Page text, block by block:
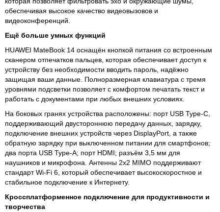
обеспечивая высокое качество видеовызовов и
видеоконференций.
Ещё больше умных функций
HUAWEI MateBook 14 оснащён кнопкой питания со встроенным
сканером отпечатков пальцев, которая обеспечивает доступ к
устройству без необходимости вводить пароль, надёжно
защищая ваши данные. Полноразмерная клавиатура с тремя
уровнями подсветки позволяет с комфортом печатать текст и
работать с документами при любых внешних условиях.
На боковых гранях устройства расположены: порт USB Type-C,
поддерживающий двустороннюю передачу данных, зарядку,
подключение внешних устройств через DisplayPort, а также
обратную зарядку при выключенном питании для смартфонов;
два порта USB Type-А; порт HDMI; разъём 3,5 мм для
наушников и микрофона. Антенны 2x2 MIMO поддерживают
стандарт Wi-Fi 6, который обеспечивает высокоскоростное и
стабильное подключение к Интернету.
Кроссплатформенное подключение для продуктивности и
творчества